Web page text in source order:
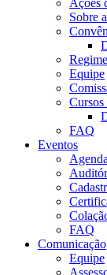
Ações
Sobre
Equipe
Cursos
FAQ
Eventos
FAQ
Comunicação
Equipe